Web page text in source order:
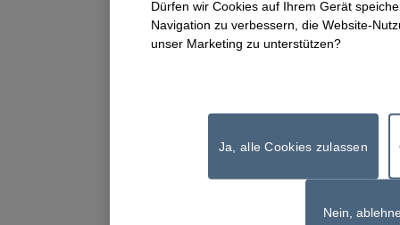
Dürfen wir Cookies auf Ihrem Gerät
Navigation zu verbessern, die Website-
unser Marketing zu unterstützen?
Ja, alle Cookies zulassen
Nein,